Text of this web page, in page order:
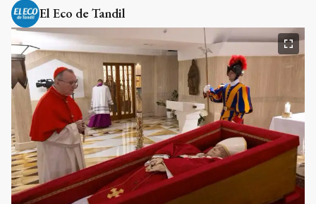
El Eco de Tandil